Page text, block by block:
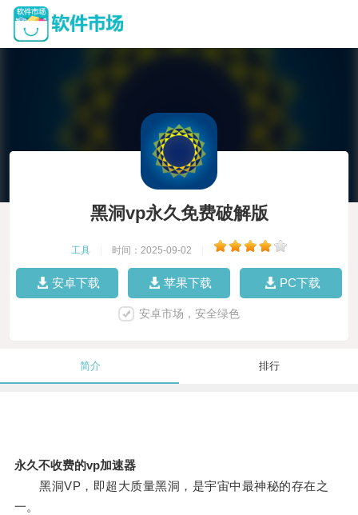
黑洞vp永久免费破解版
工具 时间：2025-09-02
安卓下载 苹果下载 PC下载
安卓市场，安全绿色
简介 排行
永久不收费的vp加速器
黑洞VP，即超大质量黑洞，是宇宙中最神秘的存在之
一。